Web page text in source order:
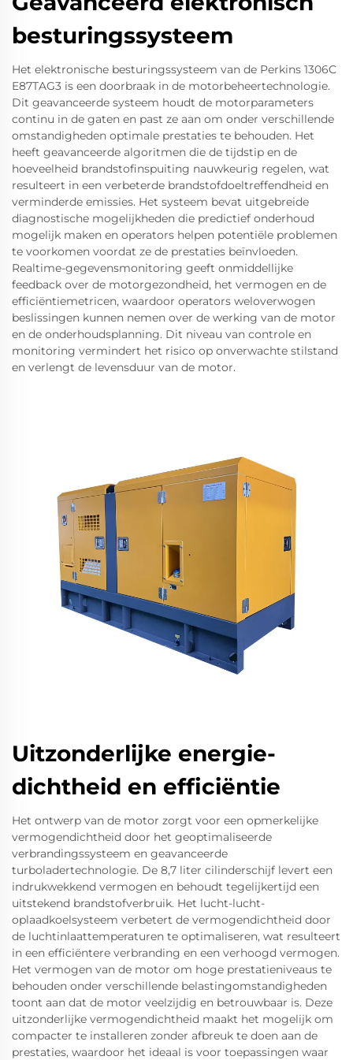
besturingssysteem
Het elektronische besturingssysteem van de Perkins 1306C
E87TAG3 is een doorbraak in de motorbeheertechnologie.
Dit geavanceerde systeem houdt de motorparameters
continu in de gaten en past ze aan om onder verschillende
omstandigheden optimale prestaties te behouden. Het
heeft geavanceerde algoritmen die de tijdstip en de
hoeveelheid brandstofinspuiting nauwkeurig regelen, wat
resulteert in een verbeterde brandstofdoeltreffendheid en
verminderde emissies. Het systeem bevat uitgebreide
diagnostische mogelijkheden die predictief onderhoud
mogelijk maken en operators helpen potentiële problemen
te voorkomen voordat ze de prestaties beïnvloeden.
Realtime-gegevensmonitoring geeft onmiddellijke
feedback over de motorgezondheid, het vermogen en de
efficiëntiemetricen, waardoor operators weloverwogen
beslissingen kunnen nemen over de werking van de motor
en de onderhoudsplanning. Dit niveau van controle en
monitoring vermindert het risico op onverwachte stilstand
en verlengt de levensduur van de motor.
Uitzonderlijke energie-
dichtheid en efficiëntie
Het ontwerp van de motor zorgt voor een opmerkelijke
vermogendichtheid door het geoptimaliseerde
verbrandingssysteem en geavanceerde
turboladertechnologie. De 8,7 liter cilinderschijf levert een
indrukwekkend vermogen en behoudt tegelijkertijd een
uitstekend brandstofverbruik. Het lucht-lucht-
oplaadkoelsysteem verbetert de vermogendichtheid door
de luchtinlaattemperaturen te optimaliseren, wat resulteert
in een efficiëntere verbranding en een verhoogd vermogen.
Het vermogen van de motor om hoge prestatieniveaus te
behouden onder verschillende belastingomstandigheden
toont aan dat de motor veelzijdig en betrouwbaar is. Deze
uitzonderlijke vermogendichtheid maakt het mogelijk om
compacter te installeren zonder afbreuk te doen aan de
prestaties, waardoor het ideaal is voor toepassingen waar